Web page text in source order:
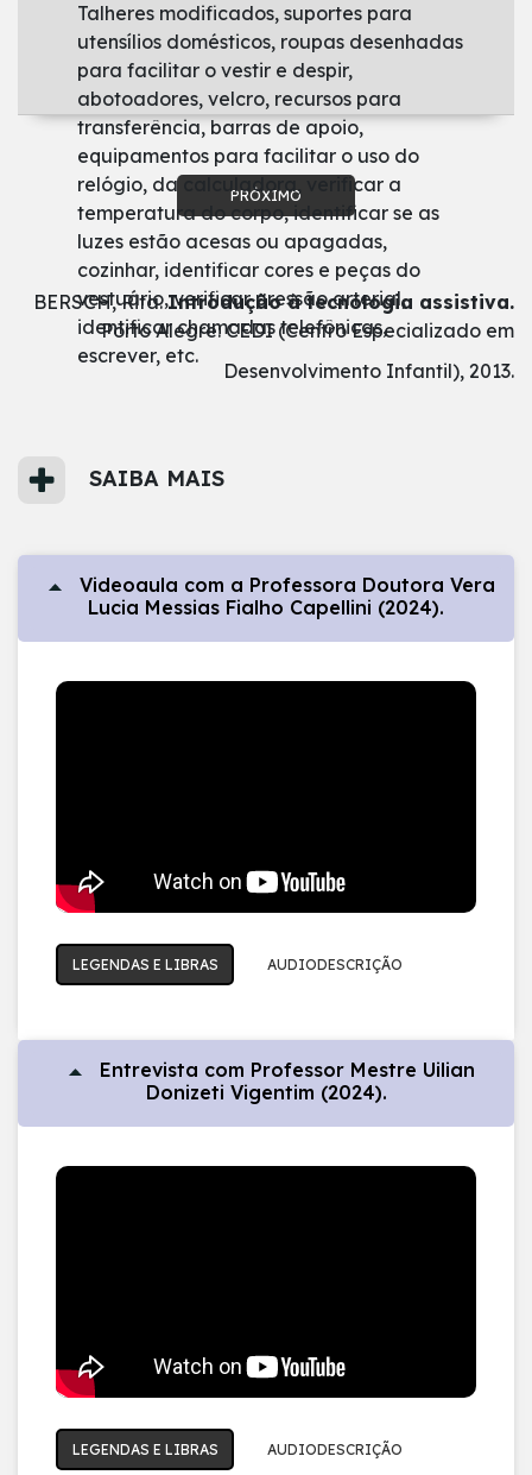
Talheres modificados, suportes para
utensílios domésticos, roupas desenhadas
para facilitar o vestir e despir,
abotoadores, velcro, recursos para
transferência, barras de apoio,
equipamentos para facilitar o uso do
relógio, da calculadora, verificar a
temperatura do corpo, identificar se as
luzes estão acesas ou apagadas,
cozinhar, identificar cores e peças do
vestuário, verificar pressão arterial,
identificar chamadas telefônicas,
escrever, etc.
PRÓXIMO
BERSCH, Rita.Introdução à tecnologia assistiva.
Porto Alegre: CEDI (Centro Especializado em
Desenvolvimento Infantil), 2013.
SAIBA MAIS
Lucia Messias Fialho Capellini (2024).
LEGENDAS E LIBRAS AUDIODESCRIÇÃO
Donizeti Vigentim (2024).
LEGENDAS E LIBRAS AUDIODESCRIÇÃO